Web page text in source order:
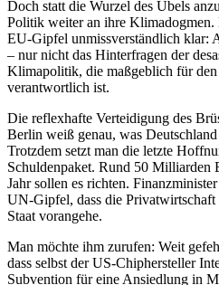
Doch statt die Wurzel des Übels
Politik weiter an ihre Klimadogmen.
EU-Gipfel unmissverständlich klar:
– nur nicht das Hinterfragen der
Klimapolitik, die maßgeblich für
verantwortlich ist.
Die reflexhafte Verteidigung des
Berlin weiß genau, was
Trotzdem setzt man die letzte
Schuldenpaket. Rund 50 Milliarden
Jahr sollen es richten.
UN-Gipfel, dass die Privatwirtschaft
Staat vorangehe.
Man möchte ihm zurufen: Weit
dass selbst der US-Chiphersteller
Subvention für eine Ansiedlung in